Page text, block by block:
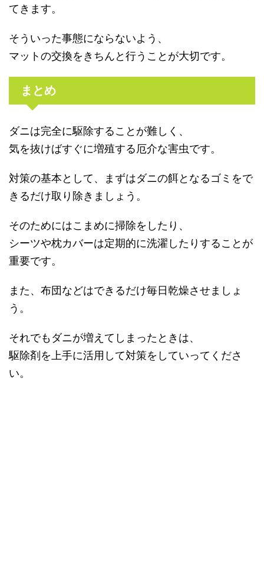
てきます。
そういった事態にならないよう、
マットの交換をきちんと行うことが大切です。
まとめ
ダニは完全に駆除することが難しく、
気を抜けばすぐに増殖する厄介な害虫です。
対策の基本として、まずはダニの餌となるゴミをで
きるだけ取り除きましょう。
そのためにはこまめに掃除をしたり、
シーツや枕カバーは定期的に洗濯したりすることが
重要です。
また、布団などはできるだけ毎日乾燥させましょ
う。
それでもダニが増えてしまったときは、
駆除剤を上手に活用して対策をしていってくださ
い。